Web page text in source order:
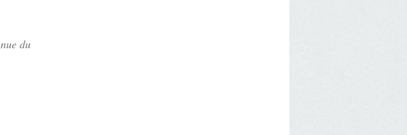
du